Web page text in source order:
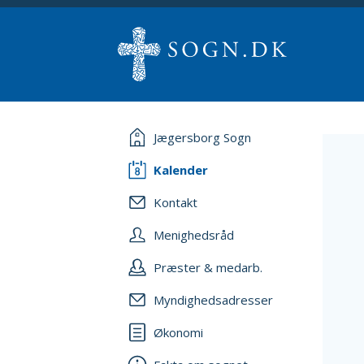
Jægersborg Sogn
Kalender
Kontakt
Menighedsråd
Præster & medarb.
Myndighedsadresser
Økonomi